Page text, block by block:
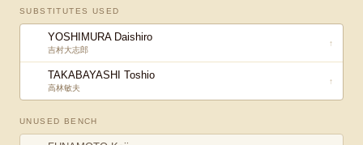
SUBSTITUTES USED
YOSHIMURA Daishiro
吉村大志郎
↑
TAKABAYASHI Toshio
高林敏夫
↑
UNUSED BENCH